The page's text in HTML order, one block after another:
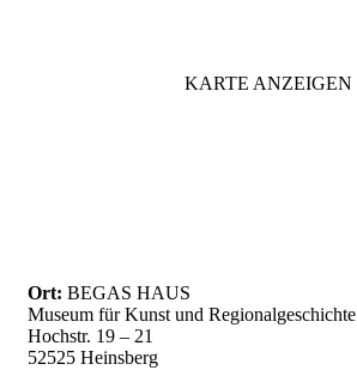
KARTE ANZEIGEN
Ort: BEGAS HAUS
Museum für Kunst und Regionalgeschichte
Hochstr. 19 – 21
52525 Heinsberg